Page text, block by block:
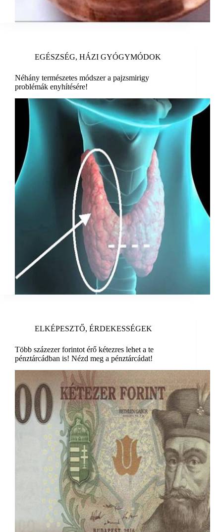
EGÉSZSÉG, HÁZI GYÓGYMÓDOK
Néhány természetes módszer a pajzsmirigy
problémák enyhítésére!
ELKÉPESZTŐ, ÉRDEKESSÉGEK
Több százezer forintot érő kétezres lehet a te
pénztárcádban is! Nézd meg a pénztárcádat!